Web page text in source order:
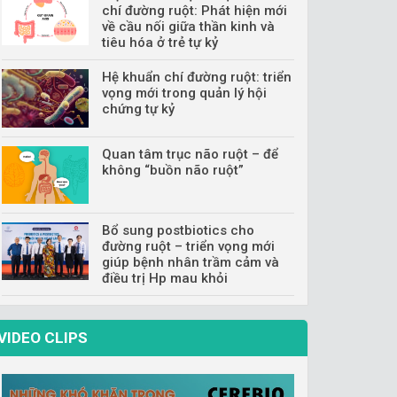
chí đường ruột: Phát hiện mới
về cầu nối giữa thần kinh và
tiêu hóa ở trẻ tự kỷ
Hệ khuẩn chí đường ruột: triển
vọng mới trong quản lý hội
chứng tự kỷ
Quan tâm trục não ruột – để
không “buồn não ruột”
Bổ sung postbiotics cho
đường ruột – triển vọng mới
giúp bệnh nhân trầm cảm và
điều trị Hp mau khỏi
CLIPS